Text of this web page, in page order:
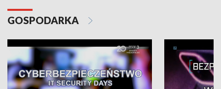
GOSPODARKA